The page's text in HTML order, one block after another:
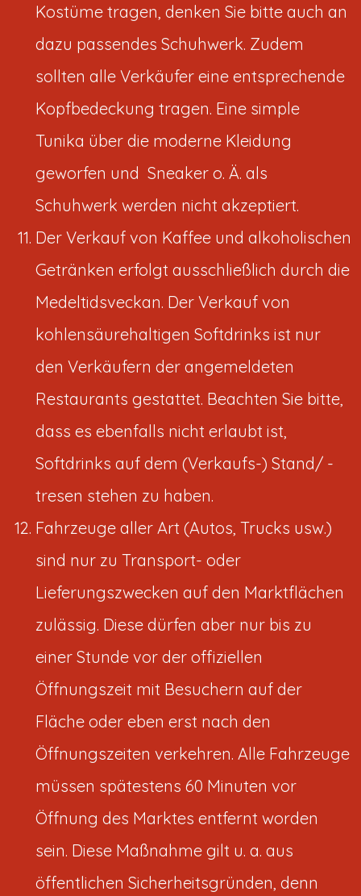
Kostüme tragen, denken Sie bitte auch an
dazu passendes Schuhwerk. Zudem
sollten alle Verkäufer eine entsprechende
Kopfbedeckung tragen. Eine simple
Tunika über die moderne Kleidung
geworfen und Sneaker o. Ä. als
Schuhwerk werden nicht akzeptiert.
Der Verkauf von Kaffee und alkoholischen
Getränken erfolgt ausschließlich durch die
Medeltidsveckan. Der Verkauf von
kohlensäurehaltigen Softdrinks ist nur
den Verkäufern der angemeldeten
Restaurants gestattet. Beachten Sie bitte,
dass es ebenfalls nicht erlaubt ist,
Softdrinks auf dem (Verkaufs-) Stand/ -
tresen stehen zu haben.
Fahrzeuge aller Art (Autos, Trucks usw.)
sind nur zu Transport- oder
Lieferungszwecken auf den Marktflächen
zulässig. Diese dürfen aber nur bis zu
einer Stunde vor der offiziellen
Öffnungszeit mit Besuchern auf der
Fläche oder eben erst nach den
Öffnungszeiten verkehren. Alle Fahrzeuge
müssen spätestens 60 Minuten vor
Öffnung des Marktes entfernt worden
sein. Diese Maßnahme gilt u. a. aus
öffentlichen Sicherheitsgründen, denn